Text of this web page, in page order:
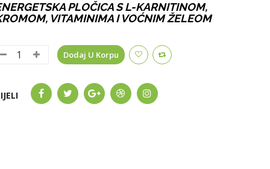
PLOČICA S L-KARNITINOM,
VITAMINIMA I VOĆNIM ŽELEOM
Dodaj U Korpu